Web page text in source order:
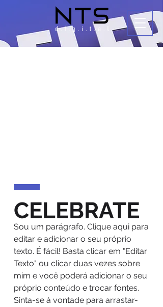
CELEBRATE
Sou um parágrafo. Clique aqui para
editar e adicionar o seu próprio
texto. É fácil! Basta clicar em "Editar
Texto" ou clicar duas vezes sobre
mim e você poderá adicionar o seu
próprio conteúdo e trocar fontes.
Sinta-se à vontade para arrastar-